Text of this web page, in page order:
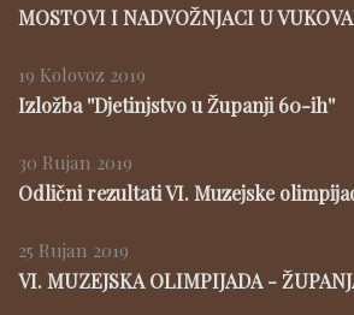
MOSTOVI I NADVOŽNJACI U
19 Kolovoz 2019
Izložba ''Djetinjstvo u Županji 60-ih''
30 Rujan 2019
Odlični rezultati VI. Muzejske
25 Rujan 2019
VI. MUZEJSKA OLIMPIJADA -